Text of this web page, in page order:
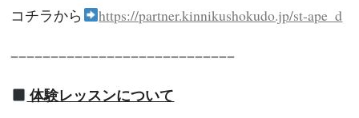
コチラから https://partner.kinnikushokudo.jp/st-ape_d
−−−−−−−−−−−−−−−−−−−−−−−−−−−−
体験レッスンについて